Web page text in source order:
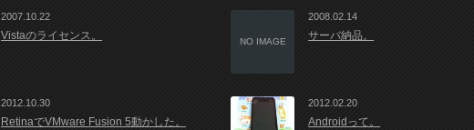
2007.10.22
Vistaのライセンス。 NO IMAGE
2008.02.14
サーバ納品。
2012.10.30
RetinaでVMware Fusion 5動かした。
2012.02.20
Androidって。